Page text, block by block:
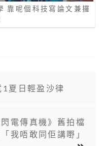
靠呢個科技寫論文兼攞
夏日輕盈沙律
電傳真機》舊拍檔
我唔敢同佢講嘢」